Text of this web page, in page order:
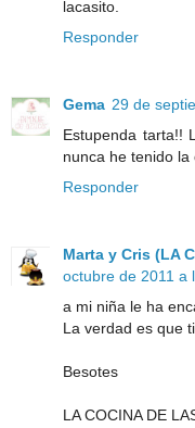
lacasito.
Responder
Gema 29 de
Estupenda tarta!!
nunca he tenido
Responder
Marta y Cris (LA
octubre de 2011 a
a mi niña le ha
La verdad es que
Besotes
LA COCINA DE